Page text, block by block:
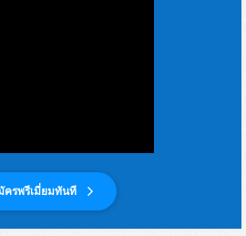
ครพรีเมี่ยมทันที